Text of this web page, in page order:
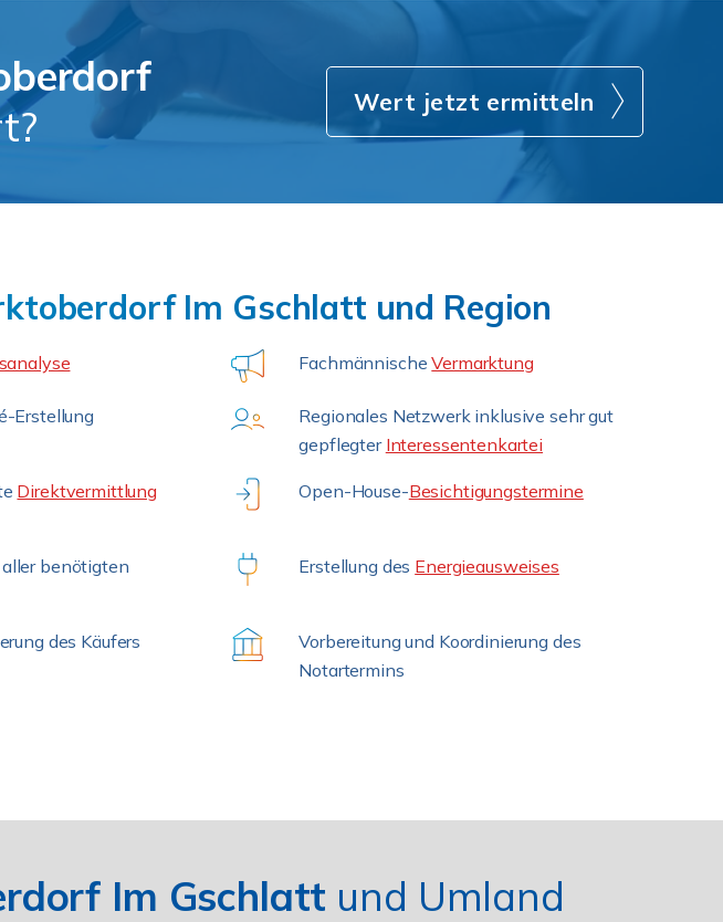
Wert jetzt ermitteln
Im Gschlatt und Region
FachmännischeVermarktung
Erstellung
Regionales Netzwerk inklusive sehr gut
gepflegter Interessentenkartei
Direktvermittlung Open-House-Besichtigungstermine
benötigten
Erstellung des Energieausweises
des Käufers
Vorbereitung und Koordinierung des
Notartermins
Im Gschlatt und Umland